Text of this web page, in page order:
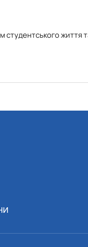
студентського життя